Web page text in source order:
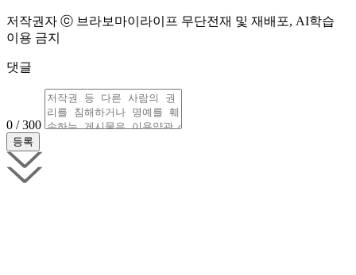
저작권자 ⓒ 브라보마이라이프 무단전재 및 재배포, AI학습
이용 금지
댓글
0 / 300